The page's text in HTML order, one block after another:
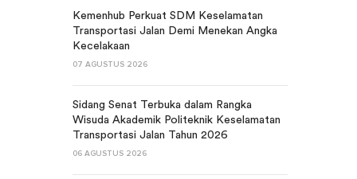
Kemenhub Perkuat SDM Keselamatan
Transportasi Jalan Demi Menekan Angka
Kecelakaan
07 AGUSTUS 2026
Sidang Senat Terbuka dalam Rangka
Wisuda Akademik Politeknik Keselamatan
Transportasi Jalan Tahun 2026
06 AGUSTUS 2026